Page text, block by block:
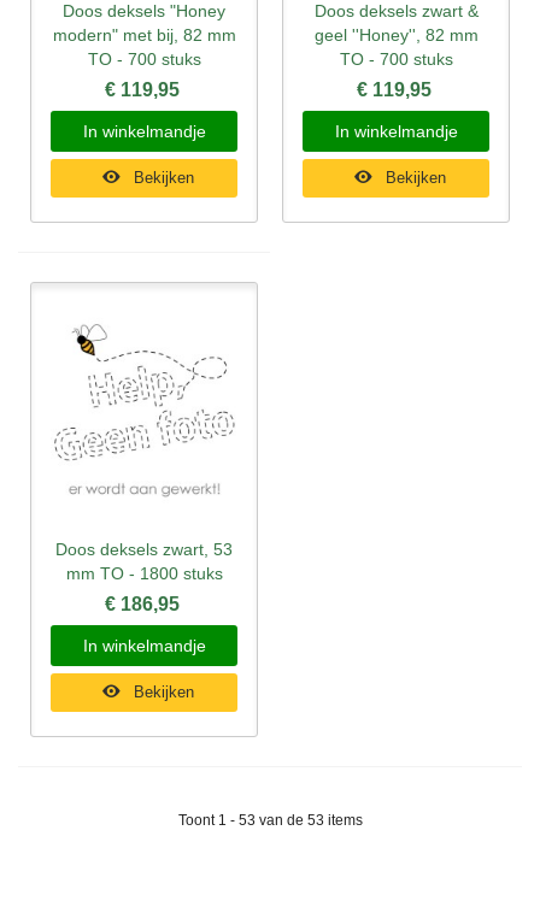
Doos deksels "Honey
modern" met bij, 82 mm
TO - 700 stuks
€ 119,95
In winkelmandje
Bekijken
Doos deksels zwart &
geel ''Honey'', 82 mm
TO - 700 stuks
€ 119,95
In winkelmandje
Bekijken
Doos deksels zwart, 53
mm TO - 1800 stuks
€ 186,95
In winkelmandje
Bekijken
Toont 1 - 53 van de 53 items